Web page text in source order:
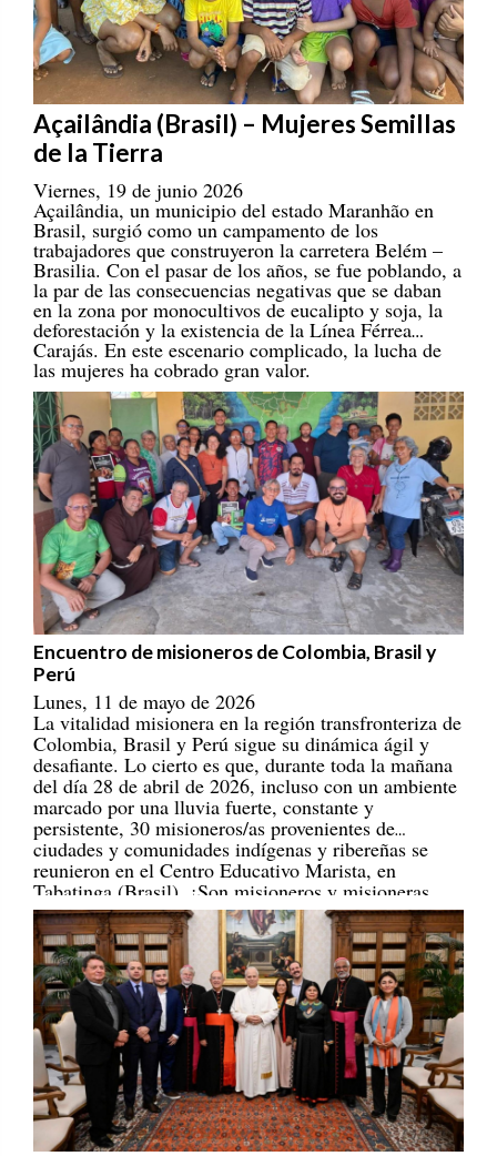
Açailândia (Brasil) – Mujeres Semillas
de la Tierra
Viernes, 19 de junio 2026
Açailândia, un municipio del estado Maranhão en
Brasil, surgió como un campamento de los
trabajadores que construyeron la carretera Belém –
Brasilia. Con el pasar de los años, se fue poblando, a
la par de las consecuencias negativas que se daban
en la zona por monocultivos de eucalipto y soja, la
deforestación y la existencia de la Línea Férrea
Carajás. En este escenario complicado, la lucha de
las mujeres ha cobrado gran valor.
Encuentro de misioneros de Colombia, Brasil y
Perú
Lunes, 11 de mayo de 2026
La vitalidad misionera en la región transfronteriza de
Colombia, Brasil y Perú sigue su dinámica ágil y
desafiante. Lo cierto es que, durante toda la mañana
del día 28 de abril de 2026, incluso con un ambiente
marcado por una lluvia fuerte, constante y
persistente, 30 misioneros/as provenientes de
ciudades y comunidades indígenas y ribereñas se
reunieron en el Centro Educativo Marista, en
Tabatinga (Brasil). ¡Son misioneros y misioneras
portadores/as de esperanza! [REPAM]